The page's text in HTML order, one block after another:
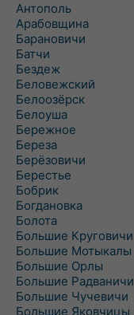
Антополь
Арабовщина
Барановичи
Батчи
Бездеж
Беловежский
Белоозёрск
Белоуша
Бережное
Береза
Берёзовичи
Берестье
Бобрик
Богдановка
Болота
Большие Круговичи
Большие Мотыкалы
Большие Орлы
Большие Радваничи
Большие Чучевичи
Большие Яковчицы